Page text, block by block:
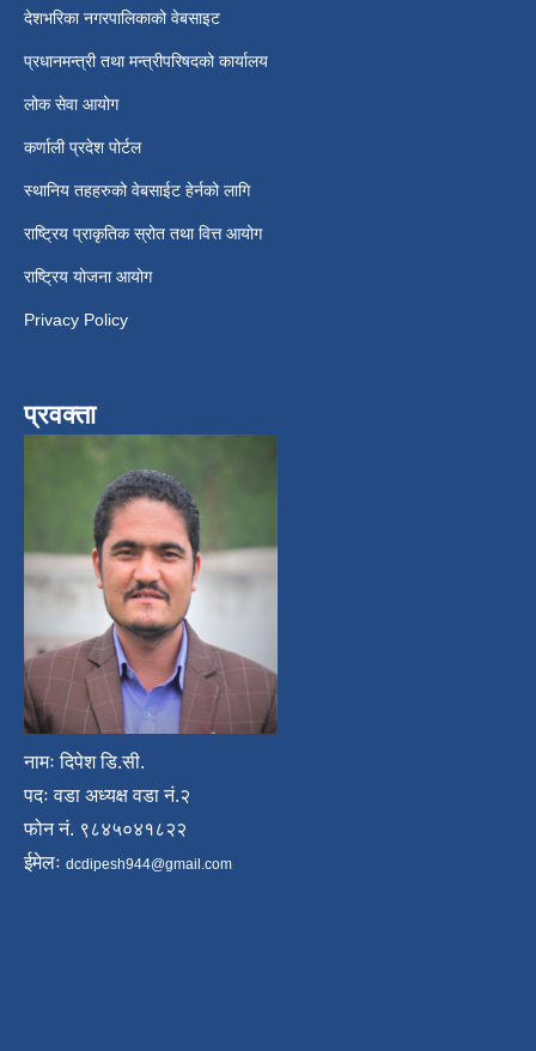
देशभरिका नगरपालिकाको वेबसाइट
प्रधानमन्त्री तथा मन्त्रीपरिषदको कार्यालय
लोक सेवा आयोग
कर्णाली प्रदेश पोर्टल
स्थानिय तहहरुको वेबसाईट हेर्नको लागि
राष्ट्रिय प्राकृतिक स्रोत तथा वित्त आयोग
राष्ट्रिय योजना आयोग
Privacy Policy
प्रवक्ता
नामः दिपेश डि.सी.
पदः वडा अध्यक्ष वडा नं.२
फोन नं. ९८४५०४१८२२
ईमेलः dcdipesh944@gmail.com